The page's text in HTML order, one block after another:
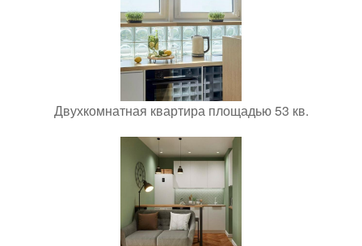
Двухкомнатная квартира площадью 53 кв.